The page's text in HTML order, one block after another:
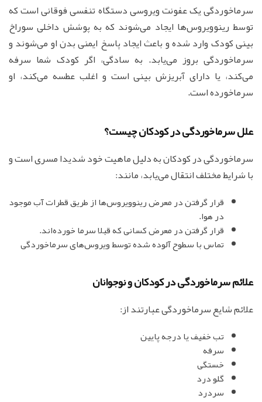
سرماخوردگی یک عفونت ویروسی دستگاه تنفسی فوقانی است که
توسط رینوویروس‌ها ایجاد می‌شوند که به پوشش داخلی سوراخ
بینی کودک وارد شده و باعث ایجاد پاسخ ایمنی بدن او می‌شوند و
سرماخوردگی بروز می‌یابد. به سادگی، اگر کودک شما سرفه
می‌کند، یا دارای آبریزش بینی است و اغلب عطسه می‌کند، او
سرماخورده است.
علل سرماخوردگی در کودکان چیست؟
سرماخوردگی در کودکان به دلیل ماهیت خود شدیدا مسری است و
با شرایط مختلف انتقال می‌یابد، مانند:
قرار گرفتن در معرض رینوویروس‌ها از طریق قطرات آب موجود
در هوا.
قرار گرفتن در معرض کسانی که قبلا سرما خورده‌اند.
تماس با سطوح آلوده شده توسط ویروس‌های سرماخوردگی
علائم سرماخوردگی در کودکان و نوجوانان
علائم شایع سرماخوردگی عبارتند از:
تب خفیف یا درجه پایین
سرفه
خستگی
گلو درد
سردرد